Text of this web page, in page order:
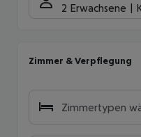
2 Erwachsene
Zimmer & Verpflegung
Zimmertypen